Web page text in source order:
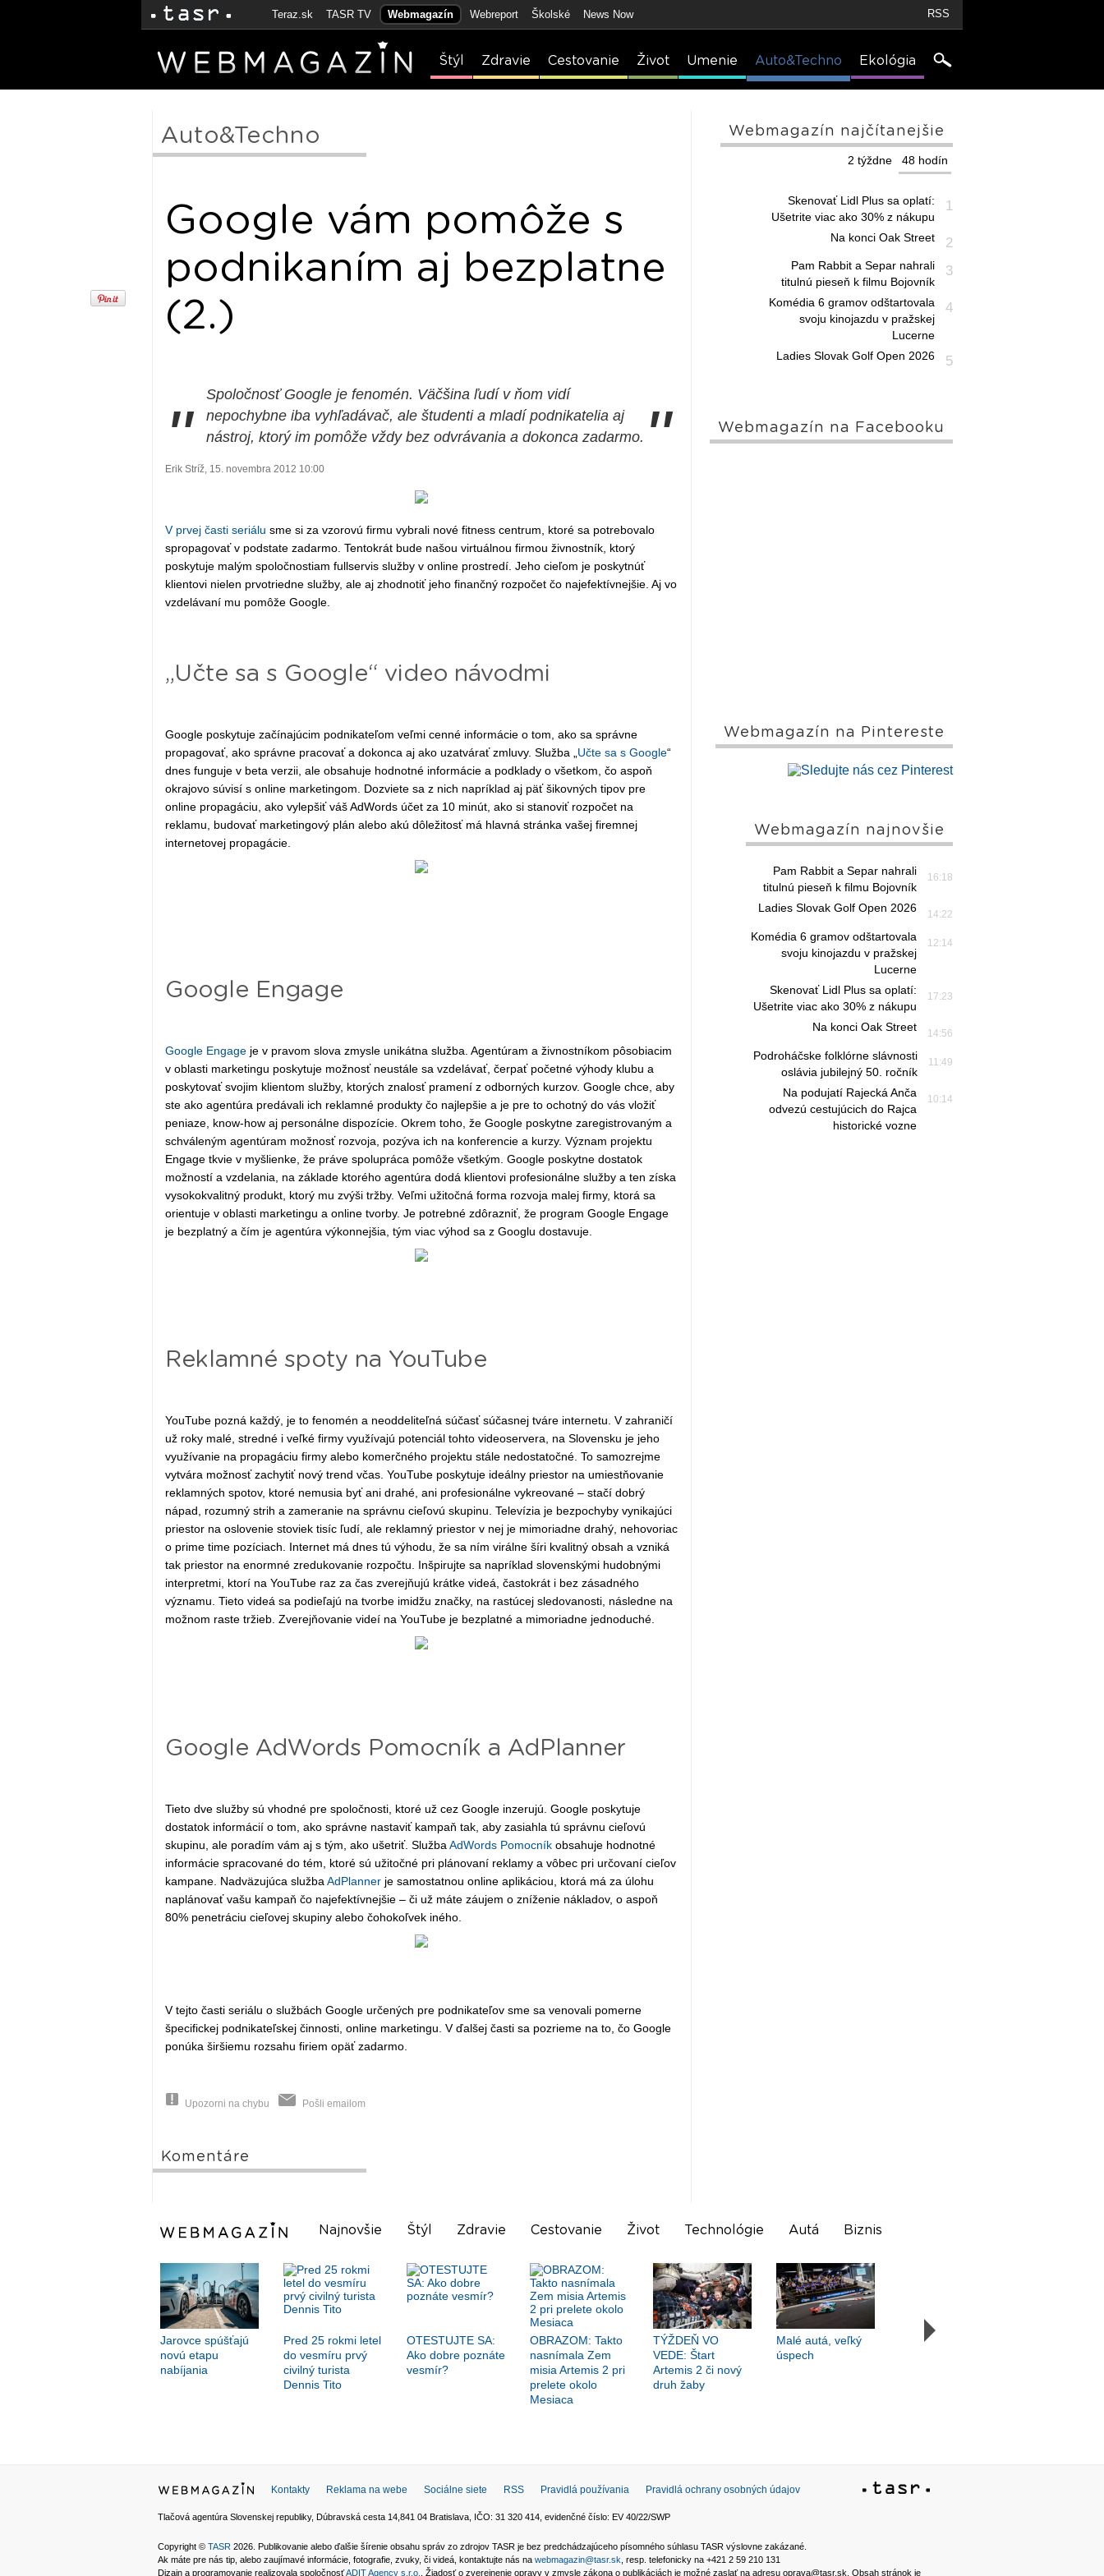
Teraz.sk TASR TV Webmagazín Webreport Školské News Now RSS
Štýl Zdravie Cestovanie Život Umenie Auto&Techno Ekológia
Auto&Techno
Google vám pomôže s
podnikaním aj bezplatne
(2.)
"
Spoločnosť Google je fenomén. Väčšina ľudí v ňom vidí
nepochybne iba vyhľadávač, ale študenti a mladí podnikatelia aj
nástroj, ktorý im pomôže vždy bez odvrávania a dokonca zadarmo. "
Erik Stríž, 15. novembra 2012 10:00
V prvej časti seriálu sme si za vzorovú firmu vybrali nové fitness centrum, ktoré sa potrebovalo
spropagovať v podstate zadarmo. Tentokrát bude našou virtuálnou firmou živnostník, ktorý
poskytuje malým spoločnostiam fullservis služby v online prostredí. Jeho cieľom je poskytnúť
klientovi nielen prvotriedne služby, ale aj zhodnotiť jeho finančný rozpočet čo najefektívnejšie. Aj vo
vzdelávaní mu pomôže Google.
„Učte sa s Google“ video návodmi
Google poskytuje začínajúcim podnikateľom veľmi cenné informácie o tom, ako sa správne
propagovať, ako správne pracovať a dokonca aj ako uzatvárať zmluvy. Služba „Učte sa s Google“
dnes funguje v beta verzii, ale obsahuje hodnotné informácie a podklady o všetkom, čo aspoň
okrajovo súvisí s online marketingom. Dozviete sa z nich napríklad aj päť šikovných tipov pre
online propagáciu, ako vylepšiť váš AdWords účet za 10 minút, ako si stanoviť rozpočet na
reklamu, budovať marketingový plán alebo akú dôležitosť má hlavná stránka vašej firemnej
internetovej propagácie.
Google Engage
Google Engageje v pravom slova zmysle unikátna služba. Agentúram a živnostníkom pôsobiacim
v oblasti marketingu poskytuje možnosť neustále sa vzdelávať, čerpať početné výhody klubu a
poskytovať svojim klientom služby, ktorých znalosť pramení z odborných kurzov. Google chce, aby
ste ako agentúra predávali ich reklamné produkty čo najlepšie a je pre to ochotný do vás vložiť
peniaze, know-how aj personálne dispozície. Okrem toho, že Google poskytne zaregistrovaným a
schváleným agentúram možnosť rozvoja, pozýva ich na konferencie a kurzy. Význam projektu
Engage tkvie v myšlienke, že práve spolupráca pomôže všetkým. Google poskytne dostatok
možností a vzdelania, na základe ktorého agentúra dodá klientovi profesionálne služby a ten získa
vysokokvalitný produkt, ktorý mu zvýši tržby. Veľmi užitočná forma rozvoja malej firmy, ktorá sa
orientuje v oblasti marketingu a online tvorby. Je potrebné zdôrazniť, že program Google Engage
je bezplatný a čím je agentúra výkonnejšia, tým viac výhod sa z Googlu dostavuje.
Reklamné spoty na YouTube
YouTube pozná každý, je to fenomén a neoddeliteľná súčasť súčasnej tváre internetu. V zahraničí
už roky malé, stredné i veľké firmy využívajú potenciál tohto videoservera, na Slovensku je jeho
využívanie na propagáciu firmy alebo komerčného projektu stále nedostatočné. To samozrejme
vytvára možnosť zachytiť nový trend včas. YouTube poskytuje ideálny priestor na umiestňovanie
reklamných spotov, ktoré nemusia byť ani drahé, ani profesionálne vykreované – stačí dobrý
nápad, rozumný strih a zameranie na správnu cieľovú skupinu. Televízia je bezpochyby vynikajúci
priestor na oslovenie stoviek tisíc ľudí, ale reklamný priestor v nej je mimoriadne drahý, nehovoriac
o prime time pozíciach. Internet má dnes tú výhodu, že sa ním virálne šíri kvalitný obsah a vzniká
tak priestor na enormné zredukovanie rozpočtu. Inšpirujte sa napríklad slovenskými hudobnými
interpretmi, ktorí na YouTube raz za čas zverejňujú krátke videá, častokrát i bez zásadného
významu. Tieto videá sa podieľajú na tvorbe imidžu značky, na rastúcej sledovanosti, následne na
možnom raste tržieb. Zverejňovanie videí na YouTube je bezplatné a mimoriadne jednoduché.
Google AdWords Pomocník a AdPlanner
Tieto dve služby sú vhodné pre spoločnosti, ktoré už cez Google inzerujú. Google poskytuje
dostatok informácií o tom, ako správne nastaviť kampaň tak, aby zasiahla tú správnu cieľovú
skupinu, ale poradím vám aj s tým, ako ušetriť. Služba AdWords Pomocníkobsahuje hodnotné
informácie spracované do tém, ktoré sú užitočné pri plánovaní reklamy a vôbec pri určovaní cieľov
kampane. Nadväzujúca služba AdPlanner je samostatnou online aplikáciou, ktorá má za úlohu
naplánovať vašu kampaň čo najefektívnejšie – či už máte záujem o zníženie nákladov, o aspoň
80% penetráciu cieľovej skupiny alebo čohokoľvek iného.
V tejto časti seriálu o službách Google určených pre podnikateľov sme sa venovali pomerne
špecifickej podnikateľskej činnosti, online marketingu. V ďalšej časti sa pozrieme na to, čo Google
ponúka širšiemu rozsahu firiem opäť zadarmo.
Upozorni na chybu Pošli emailom
Komentáre
Webmagazín najčítanejšie
48 hodín
2 týždne
1
Skenovať Lidl Plus sa oplatí:
Ušetrite viac ako 30% z nákupu
2
Na konci Oak Street
3
Pam Rabbit a Separ nahrali
titulnú pieseň k filmu Bojovník
4
Komédia 6 gramov odštartovala
svoju kinojazdu v pražskej
Lucerne
5
Ladies Slovak Golf Open 2026
Webmagazín na Facebooku
Webmagazín na Pintereste
Webmagazín najnovšie
16:18
Pam Rabbit a Separ nahrali
titulnú pieseň k filmu Bojovník
14:22
Ladies Slovak Golf Open 2026
12:14
Komédia 6 gramov odštartovala
svoju kinojazdu v pražskej
Lucerne
17:23
Skenovať Lidl Plus sa oplatí:
Ušetrite viac ako 30% z nákupu
14:56
Na konci Oak Street
11:49
Podroháčske folklórne slávnosti
oslávia jubilejný 50. ročník
10:14
Na podujatí Rajecká Anča
odvezú cestujúcich do Rajca
historické vozne
Najnovšie Štýl Zdravie Cestovanie Život Technológie Autá Biznis
Jarovce spúšťajú
novú etapu
nabíjania
Pred 25 rokmi letel
do vesmíru prvý
civilný turista
Dennis Tito
OTESTUJTE SA:
Ako dobre poznáte
vesmír?
OBRAZOM: Takto
nasnímala Zem
misia Artemis 2 pri
prelete okolo
Mesiaca
TÝŽDEŇ VO
VEDE: Štart
Artemis 2 či nový
druh žaby
Malé autá, veľký
úspech
Kontakty Reklama na webe Sociálne siete RSS Pravidlá používania Pravidlá ochrany osobných údajov
Tlačová agentúra Slovenskej republiky, Dúbravská cesta 14,841 04 Bratislava, IČO: 31 320 414, evidenčné číslo: EV 40/22/SWP
Copyright © TASR 2026. Publikovanie alebo ďalšie šírenie obsahu správ zo zdrojov TASR je bez predchádzajúceho písomného súhlasu TASR výslovne zakázané.
Ak máte pre nás tip, alebo zaujímavé informácie, fotografie, zvuky, či videá, kontaktujte nás na webmagazin@tasr.sk , resp. telefonicky na +421 2 59 210 131
Dizajn a programovanie realizovala spoločnosťADIT Agency s.r.o. . Žiadosť o zverejnenie opravy v zmysle zákona o publikáciách je možné zaslať na adresu oprava@tasr.sk. Obsah stránok je